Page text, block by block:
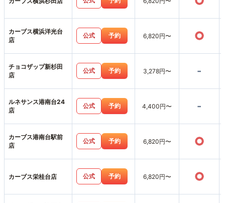
カーブス横浜洋光台
店
公式 予約 6,820円〜 ○
チョコザップ新杉田
店
公式 予約 3,278円〜 -
ルネサンス港南台24
店
公式 予約 4,400円〜 -
カーブス港南台駅前
店
公式 予約 6,820円〜 ○
カーブス栄桂台店 公式 予約 6,820円〜 ○